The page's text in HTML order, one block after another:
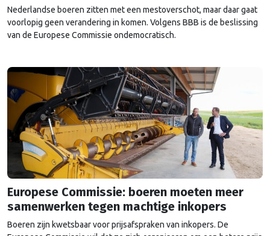
Nederlandse boeren zitten met een mestoverschot, maar daar gaat
voorlopig geen verandering in komen. Volgens BBB is de beslissing
van de Europese Commissie ondemocratisch.
Europese Commissie: boeren moeten meer
samenwerken tegen machtige inkopers
Boeren zijn kwetsbaar voor prijsafspraken van inkopers. De